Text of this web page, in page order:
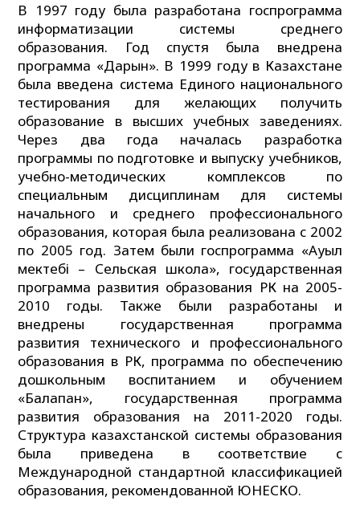
В 1997 году была разработана госпрограмма
информатизации системы среднего
образования. Год спустя была внедрена
программа «Дарын». В 1999 году в Казахстане
была введена система Единого национального
тестирования для желающих получить
образование в высших учебных заведениях.
Через два года началась разработка
программы по подготовке и выпуску учебников,
учебно-методических комплексов по
специальным дисциплинам для системы
начального и среднего профессионального
образования, которая была реализована с 2002
по 2005 год. Затем были госпрограмма «Ауыл
мектебi – Сельская школа», государственная
программа развития образования РК на 2005-
2010 годы. Также были разработаны и
внедрены государственная программа
развития технического и профессионального
образования в РК, программа по обеспечению
дошкольным воспитанием и обучением
«Балапан», государственная программа
развития образования на 2011-2020 годы.
Структура казахстанской системы образования
была приведена в соответствие с
Международной стандартной классификацией
образования, рекомендованной ЮНЕСКО.